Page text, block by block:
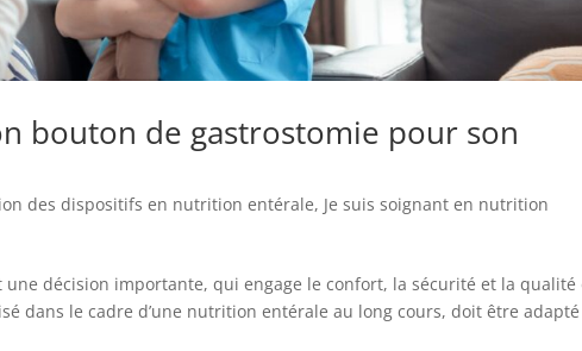
bouton de gastrostomie pour son
des dispositifs en nutrition entérale, Je suis soignant en nutrition
une décision importante, qui engage le confort, la sécurité et la qualité
dans le cadre d’une nutrition entérale au long cours, doit être